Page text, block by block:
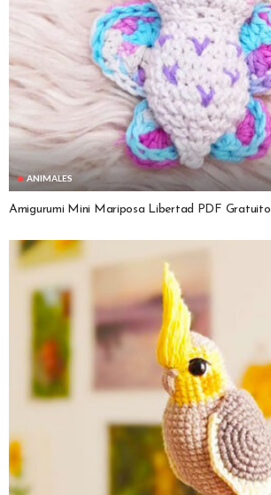
ANIMALES
Amigurumi Mini Mariposa Libertad PDF Gratuito